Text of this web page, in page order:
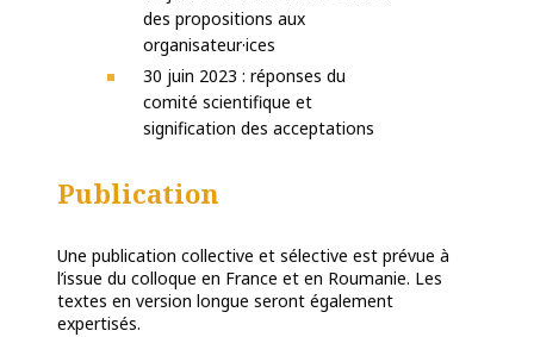
des propositions aux
organisateur·ices
30 juin 2023 : réponses du
comité scientifique et
signification des acceptations
Publication
Une publication collective et sélective est prévue à
l’issue du colloque en France et en Roumanie. Les
textes en version longue seront également
expertisés.